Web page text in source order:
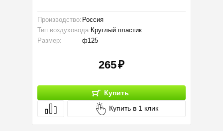
Производство: Россия
Тип воздуховода: Круглый пластик
Размер:
ф125
265
Купить
Купить в 1 клик